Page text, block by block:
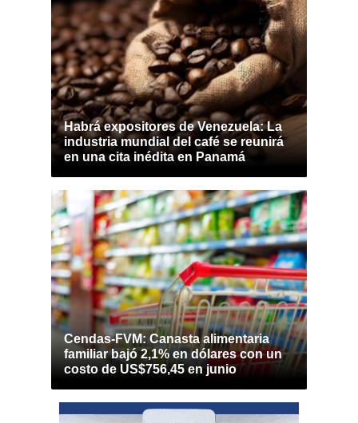
Habrá expositores de Venezuela: La
industria mundial del café se reunirá
en una cita inédita en Panamá
Cendas-FVM: Canasta alimentaria
familiar bajó 2,1% en dólares con un
costo de US$756,45 en junio